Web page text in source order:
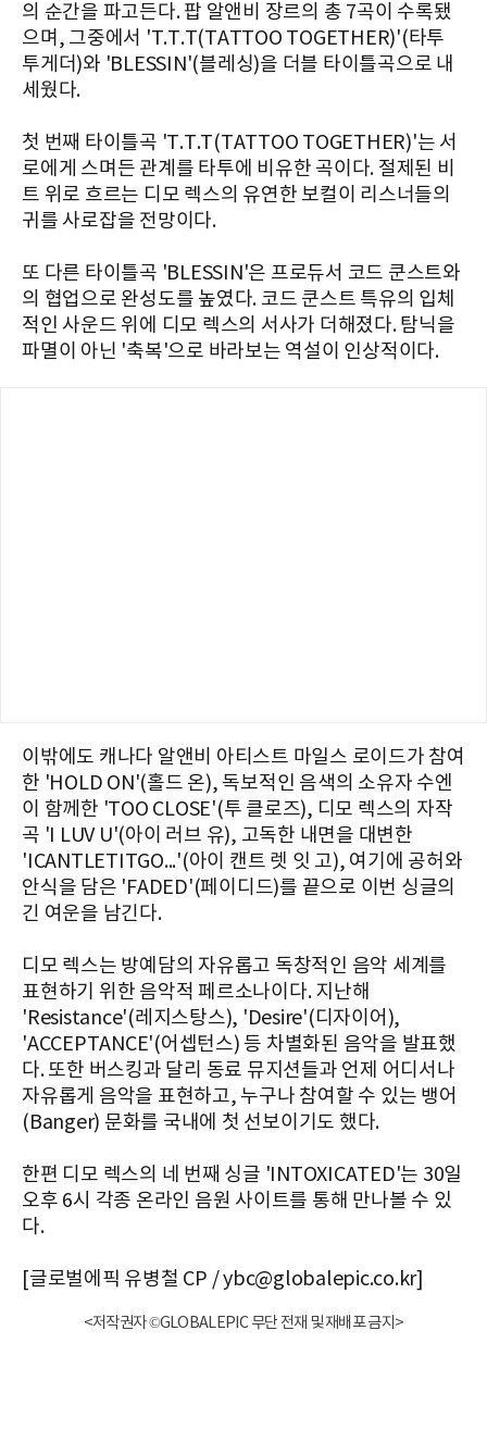
의 순간을 파고든다. 팝 알앤비 장르의 총 7곡이 수록됐
으며, 그중에서 'T.T.T(TATTOO TOGETHER)'(타투
투게더)와 'BLESSIN'(블레싱)을 더블 타이틀곡으로 내
세웠다.
첫 번째 타이틀곡 'T.T.T(TATTOO TOGETHER)'는 서
로에게 스며든 관계를 타투에 비유한 곡이다. 절제된 비
트 위로 흐르는 디모 렉스의 유연한 보컬이 리스너들의
귀를 사로잡을 전망이다.
또 다른 타이틀곡 'BLESSIN'은 프로듀서 코드 쿤스트와
의 협업으로 완성도를 높였다. 코드 쿤스트 특유의 입체
적인 사운드 위에 디모 렉스의 서사가 더해졌다. 탐닉을
파멸이 아닌 '축복'으로 바라보는 역설이 인상적이다.
이밖에도 캐나다 알앤비 아티스트 마일스 로이드가 참여
한 'HOLD ON'(홀드 온), 독보적인 음색의 소유자 수엔
이 함께한 'TOO CLOSE'(투 클로즈), 디모 렉스의 자작
곡 'I LUV U'(아이 러브 유), 고독한 내면을 대변한
'ICANTLETITGO...'(아이 캔트 렛 잇 고), 여기에 공허와
안식을 담은 'FADED'(페이디드)를 끝으로 이번 싱글의
긴 여운을 남긴다.
디모 렉스는 방예담의 자유롭고 독창적인 음악 세계를
표현하기 위한 음악적 페르소나이다. 지난해
'Resistance'(레지스탕스), 'Desire'(디자이어),
'ACCEPTANCE'(어셉턴스) 등 차별화된 음악을 발표했
다. 또한 버스킹과 달리 동료 뮤지션들과 언제 어디서나
자유롭게 음악을 표현하고, 누구나 참여할 수 있는 뱅어
(Banger) 문화를 국내에 첫 선보이기도 했다.
한편 디모 렉스의 네 번째 싱글 'INTOXICATED'는 30일
오후 6시 각종 온라인 음원 사이트를 통해 만나볼 수 있
다.
[글로벌에픽 유병철 CP / ybc@globalepic.co.kr]
<저작권자 ©GLOBALEPIC 무단 전재 및 재배포 금지>